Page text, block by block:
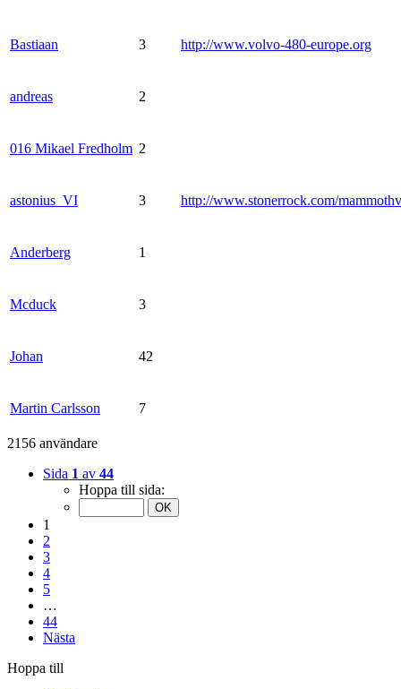
Bastiaan 3 http://www.volvo-480-europe.org
andreas 2
016 Mikael Fredholm 2
astonius_VI 3 http://www.stonerrock.com/
Anderberg 1
Mcduck 3
Johan 42
Martin Carlsson 7
2156 användare
Sida 1 av 44
Hoppa till sida:
1
2
3
4
5
…
44
Nästa
Hoppa till